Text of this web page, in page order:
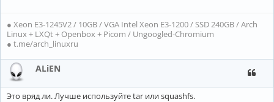
● Xeon E3-1245V2 / 10GB / VGA Intel Xeon E3-1200 / SSD 240GB / Arch
Linux + LXQt + Openbox + Picom / Ungoogled-Chromium
● t.me/arch_linuxru
ALiEN
Это вряд ли. Лучше используйте tar или squashfs.